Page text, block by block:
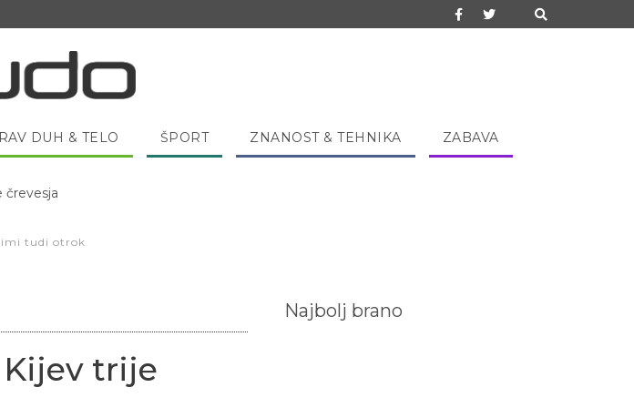
DUH & TELO ŠPORT ZNANOST & TEHNIKA ZABAVA
medu?
tudi otrok
trije
Najbolj brano